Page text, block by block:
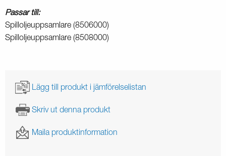
Passar till:
Spilloljeuppsamlare (8506000)
Spilloljeuppsamlare (8508000)
Lägg till produkt i jämförelselistan
Skriv ut denna produkt
Maila produktinformation